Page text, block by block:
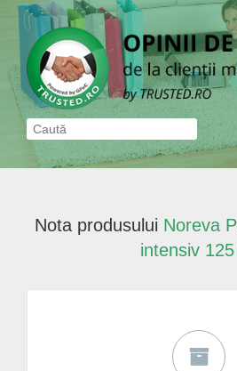
Nota produsului Noreva
intensiv 125